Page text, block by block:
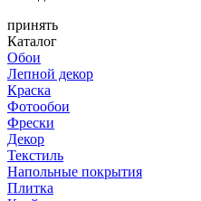
принять
Каталог
Обои
Лепной декор
Краска
Фотообои
Фрески
Декор
Текстиль
Напольные покрытия
Плитка